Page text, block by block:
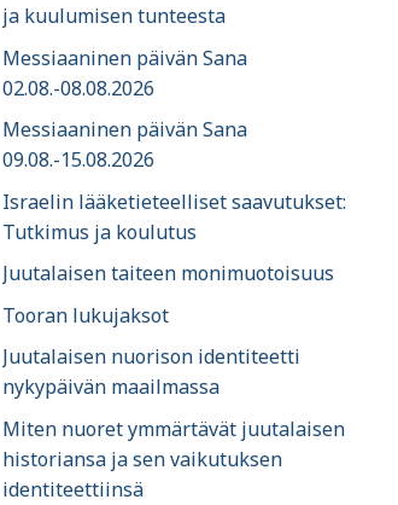
ja kuulumisen tunteesta
Messiaaninen päivän Sana
02.08.-08.08.2026
Messiaaninen päivän Sana
09.08.-15.08.2026
Israelin lääketieteelliset saavutukset:
Tutkimus ja koulutus
Juutalaisen taiteen monimuotoisuus
Tooran lukujaksot
Juutalaisen nuorison identiteetti
nykypäivän maailmassa
Miten nuoret ymmärtävät juutalaisen
historiansa ja sen vaikutuksen
identiteettiinsä